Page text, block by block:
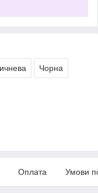
Чорна
Оплата Умови